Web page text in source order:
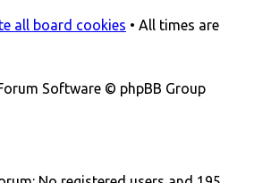
all board cookies • All times are
Software © phpBB Group